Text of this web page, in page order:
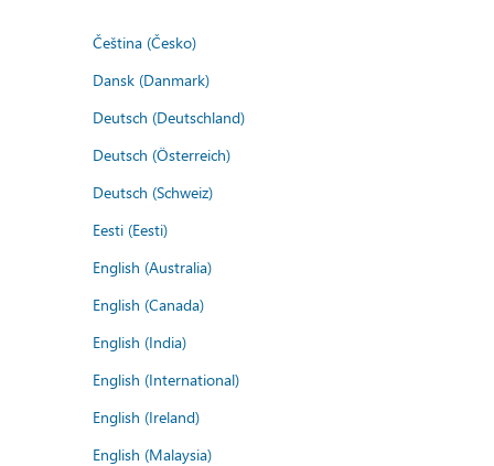
Čeština (Česko)
Dansk (Danmark)
Deutsch (Deutschland)
Deutsch (Österreich)
Deutsch (Schweiz)
Eesti (Eesti)
English (Australia)
English (Canada)
English (India)
English (International)
English (Ireland)
English (Malaysia)